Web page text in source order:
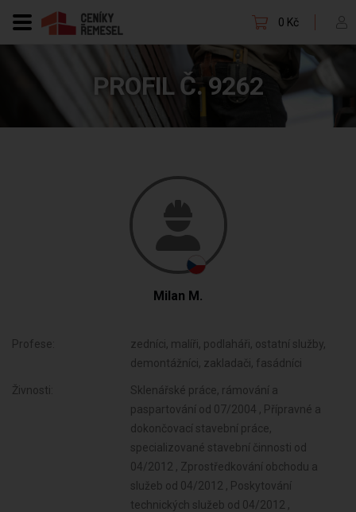
0 Kč
PROFIL Č. 9262
Milan M.
Profese:
zedníci, malíři, podlaháři, ostatní služby,
demontážníci, zakladači, fasádníci
Živnosti:
Sklenářské práce, rámování a
paspartování od 07/2004 , Přípravné a
dokončovací stavební práce,
specializované stavební činnosti od
04/2012 , Zprostředkování obchodu a
služeb od 04/2012 , Poskytování
technických služeb od 04/2012 ,